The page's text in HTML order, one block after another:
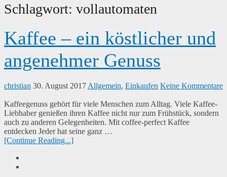
Schlagwort: vollautomaten
Kaffee – ein köstlicher und
angenehmer Genuss
christian 30. August 2017 Allgemein, Einkaufen Keine Kommentare
Kaffeegenuss gehört für viele Menschen zum Alltag. Viele Kaffee-
Liebhaber genießen ihren Kaffee nicht nur zum Frühstück, sondern
auch zu anderen Gelegenheiten. Mit coffee-perfect Kaffee
entdecken Jeder hat seine ganz …
[Continue Reading...]